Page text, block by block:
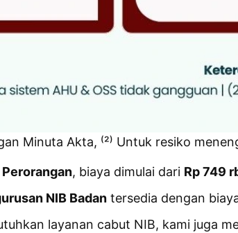
Minuta Akta, ⁽²⁾ Untuk resiko
, biaya dimulai dari Rp 749
NIB Badantersedia dengan
layanan cabut NIB, kami juga